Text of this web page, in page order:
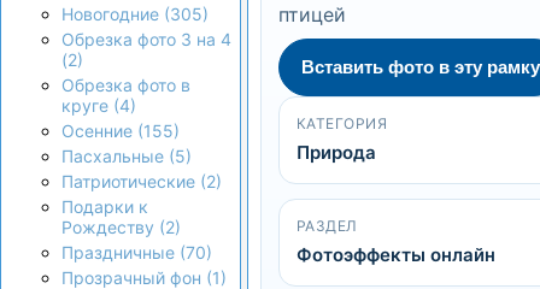
Новогодние (305)
Обрезка фото 3 на 4
(2)
Обрезка фото в
круге (4)
Осенние (155)
Пасхальные (5)
Патриотические (2)
Подарки к
Рождеству (2)
Праздничные (70)
Прозрачный фон (1)
птицей
Вставить фото в эту рамку
КАТЕГОРИЯ
Природа
РАЗДЕЛ
Фотоэффекты онлайн